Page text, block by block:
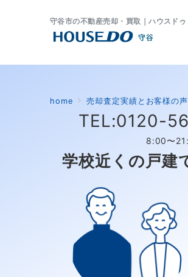
守谷市の不動産売却・買取｜ハウスドゥ
TEL:0120-
8:00〜
home 売却査定実績とお客様の声
学校近くの戸建